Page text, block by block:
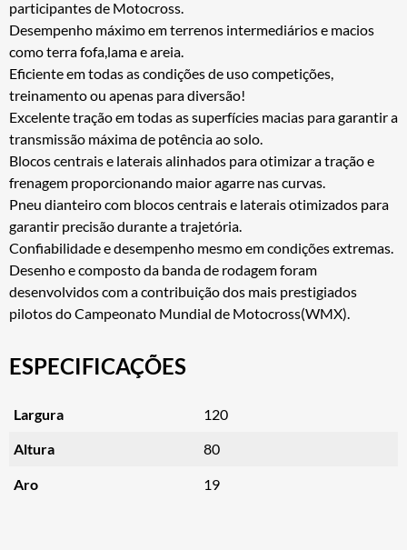
participantes de Motocross.
Desempenho máximo em terrenos intermediários e macios
como terra fofa,lama e areia.
Eficiente em todas as condições de uso competições,
treinamento ou apenas para diversão!
Excelente tração em todas as superfícies macias para garantir a
transmissão máxima de potência ao solo.
Blocos centrais e laterais alinhados para otimizar a tração e
frenagem proporcionando maior agarre nas curvas.
Pneu dianteiro com blocos centrais e laterais otimizados para
garantir precisão durante a trajetória.
Confiabilidade e desempenho mesmo em condições extremas.
Desenho e composto da banda de rodagem foram
desenvolvidos com a contribuição dos mais prestigiados
pilotos do Campeonato Mundial de Motocross(WMX).
ESPECIFICAÇÕES
Largura 120
Altura 80
Aro 19